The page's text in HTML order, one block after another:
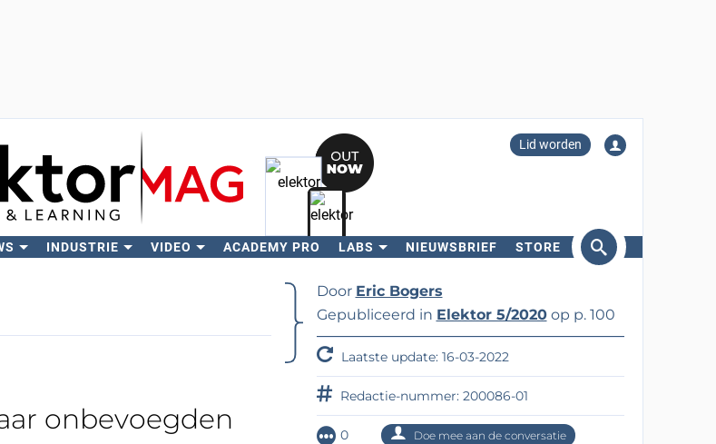
Lid worden
INDUSTRIE VIDEO ACADEMY PRO LABS NIEUWSBRIEF STORE
onbevoegden
Door Eric Bogers
Gepubliceerd in Elektor 5/2020op p. 100
Laatste update: 16-03-2022
Redactie-nummer: 200086-01
0 Doe mee aan de conversatie